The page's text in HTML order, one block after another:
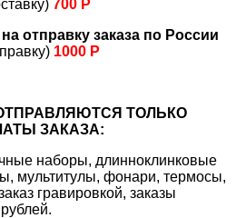
700 Р
отправку заказа по России
1000 Р
ТОЛЬКО
ЗАКАЗА:
наборы, длинноклинковые
мультитулы, фонари, термосы,
гравировкой, заказы